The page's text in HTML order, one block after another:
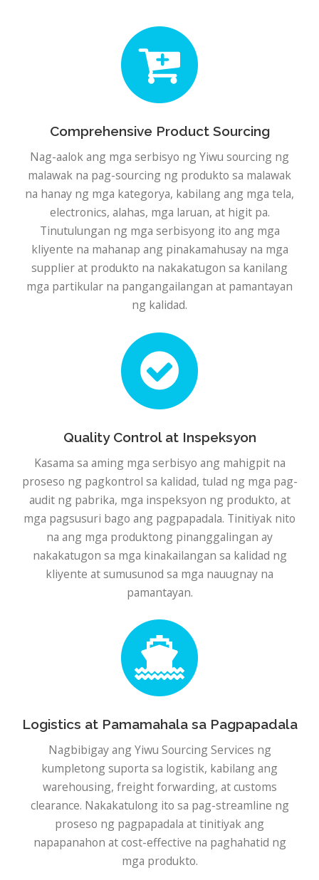
Comprehensive Product Sourcing
Nag-aalok ang mga serbisyo ng Yiwu sourcing ng
malawak na pag-sourcing ng produkto sa malawak
na hanay ng mga kategorya, kabilang ang mga tela,
electronics, alahas, mga laruan, at higit pa.
Tinutulungan ng mga serbisyong ito ang mga
kliyente na mahanap ang pinakamahusay na mga
supplier at produkto na nakakatugon sa kanilang
mga partikular na pangangailangan at pamantayan
ng kalidad.
Quality Control at Inspeksyon
Kasama sa aming mga serbisyo ang mahigpit na
proseso ng pagkontrol sa kalidad, tulad ng mga pag-
audit ng pabrika, mga inspeksyon ng produkto, at
mga pagsusuri bago ang pagpapadala. Tinitiyak nito
na ang mga produktong pinanggalingan ay
nakakatugon sa mga kinakailangan sa kalidad ng
kliyente at sumusunod sa mga nauugnay na
pamantayan.
Logistics at Pamamahala sa Pagpapadala
Nagbibigay ang Yiwu Sourcing Services ng
kumpletong suporta sa logistik, kabilang ang
warehousing, freight forwarding, at customs
clearance. Nakakatulong ito sa pag-streamline ng
proseso ng pagpapadala at tinitiyak ang
napapanahon at cost-effective na paghahatid ng
mga produkto.